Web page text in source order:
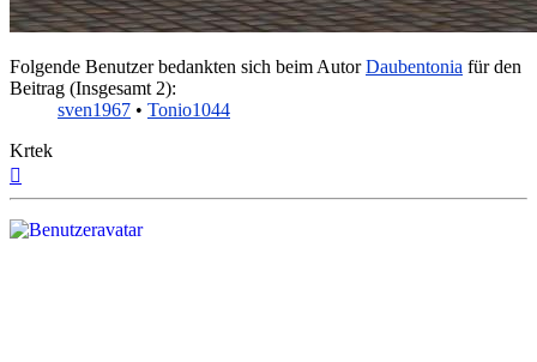
Folgende Benutzer bedankten sich beim AutorDaubentonia für den
Beitrag (Insgesamt 2):
sven1967 • Tonio1044
Krtek
oben